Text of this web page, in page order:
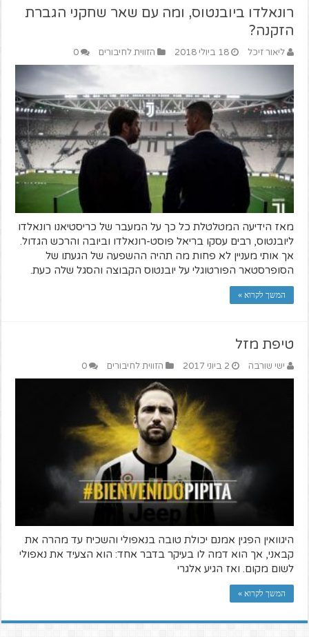
רונאלדו ביובנטוס, ומה עם שאר שחקני הגברת
הזקנה?
ליאור זיכל 18 ביולי 2018 הזווית לחיבורים 0
מאז הידיעה המטלטלת כל כך על המעבר של כריסטיאנו רונאלדו
ליובנטוס, רבים עסקו בריאל פוסט-רונאלדו וביובה והרכש הגדול.
אך אותי מעניין לא פחות מה תהיה ההשפעה של הגעתו של
הסופרסטאר הפורטוגלי על יובנטוס הקבוצה והסגל שלה כעת.
המשך לקרוא »
טיפת מזל
ישי שורבה 2 ביוני 2017 הזווית לחיבורים 0
היגוואין הפגין אמנם יכולת טובה בנאפולי והשכיח עד מהרה את
קבאני, אך הוא דמה לו בעיקר בדבר אחד: הוא הצעיד את נאפולי
לשום מקום. ואז הגיע אלגרי
המשך לקרוא »